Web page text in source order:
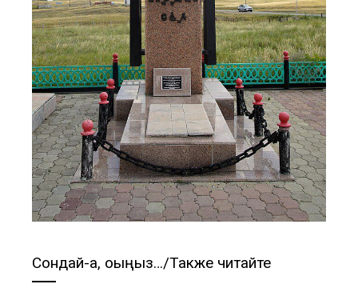
Сондай-ақ, оқыңыз…/Также читайте